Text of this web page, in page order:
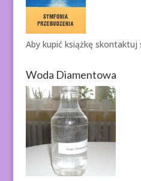
Aby kupić książkę skontaktuj
Woda Diamentowa